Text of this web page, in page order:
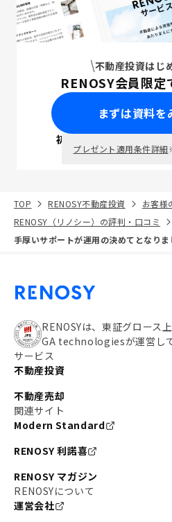
不動産投資はじ
RENOSY会員限定
まずは資料を
初回面談で ポイ
プレゼント適用条件詳細
TOP RENOSY不動産投資
お客様
RENOSY（リノシー）の評判・口コミ
手厚いサポートが運用の決めてとなりま
RENOSYは、東証グロース
GA technologiesが運営して
サービス
不動産投資
不動産売却
関連サイト
Modern Standard
RENOSY 利諾喜
RENOSY マガジン
RENOSYについて
運営会社